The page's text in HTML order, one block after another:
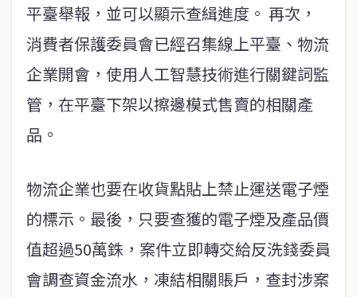
平臺舉報，並可以顯示查緝進度。 再次，
消費者保護委員會已經召集線上平臺、物流
企業開會，使用人工智慧技術進行關鍵詞監
管，在平臺下架以擦邊模式售賣的相關產
品。
物流企業也要在收貨點貼上禁止運送電子煙
的標示。最後，只要查獲的電子煙及產品價
值超過50萬銖，案件立即轉交給反洗錢委員
會調查資金流水，凍結相關賬戶，查封涉案